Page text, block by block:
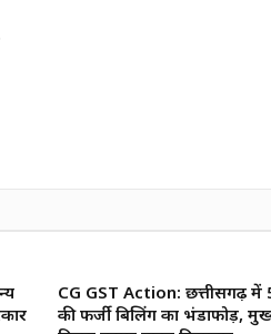
CG GST Action: छत्तीसगढ़ में
की फर्जी बिलिंग का भंडाफोड़,